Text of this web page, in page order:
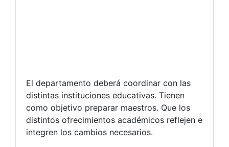
El departamento deberá coordinar con las
distintas instituciones educativas. Tienen
como objetivo preparar maestros. Que los
distintos ofrecimientos académicos reflejen e
integren los cambios necesarios.